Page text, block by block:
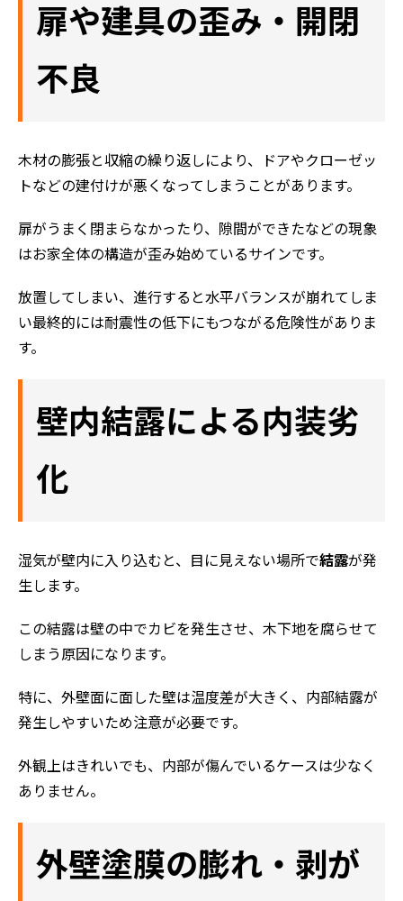
扉や建具の歪み・開閉
不良
木材の膨張と収縮の繰り返しにより、ドアやクローゼッ
トなどの建付けが悪くなってしまうことがあります。
扉がうまく閉まらなかったり、隙間ができたなどの現象
はお家全体の構造が歪み始めているサインです。
放置してしまい、進行すると水平バランスが崩れてしま
い最終的には耐震性の低下にもつながる危険性がありま
す。
壁内結露による内装劣
化
湿気が壁内に入り込むと、目に見えない場所で結露が発
生します。
この結露は壁の中でカビを発生させ、木下地を腐らせて
しまう原因になります。
特に、外壁面に面した壁は温度差が大きく、内部結露が
発生しやすいため注意が必要です。
外観上はきれいでも、内部が傷んでいるケースは少なく
ありません。
外壁塗膜の膨れ・剥が